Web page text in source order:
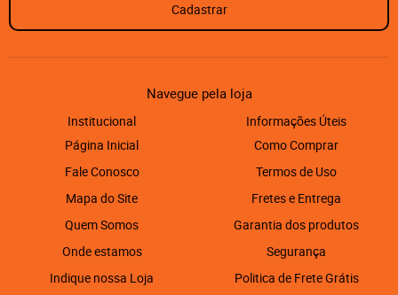
Cadastrar
Navegue pela loja
Institucional
Página Inicial
Fale Conosco
Mapa do Site
Quem Somos
Onde estamos
Indique nossa Loja
Informações Úteis
Como Comprar
Termos de Uso
Fretes e Entrega
Garantia dos produtos
Segurança
Politica de Frete Grátis